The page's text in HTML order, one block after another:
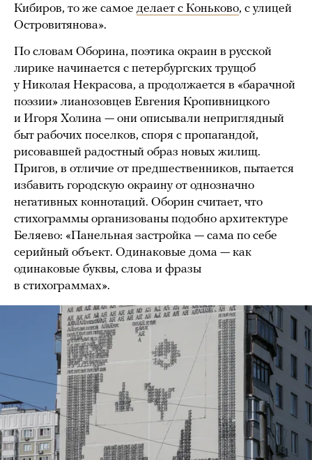
Кибиров, то же самое делает с Коньково, с улицей
Островитянова».
По словам Оборина, поэтика окраин в русской
лирике начинается с петербургских трущоб
у Николая Некрасова, а продолжается в «барачной
поэзии» лианозовцев Евгения Кропивницкого
и Игоря Холина — они описывали неприглядный
быт рабочих поселков, споря с пропагандой,
рисовавшей радостный образ новых жилищ.
Пригов, в отличие от предшественников, пытается
избавить городскую окраину от однозначно
негативных коннотаций. Оборин считает, что
стихограммы организованы подобно архитектуре
Беляево: «Панельная застройка — сама по себе
серийный объект. Одинаковые дома — как
одинаковые буквы, слова и фразы
в стихограммах».